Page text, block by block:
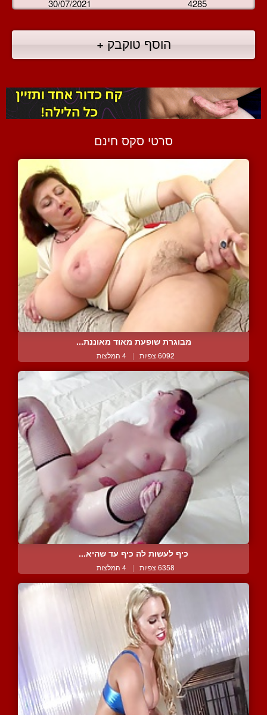
30/07/2021 4285
הוסף טוקבק +
סרטי סקס חינם
מבוגרת שופעת מאוד מאוננת...
6092 צפיות | 4 המלצות
כיף לעשות לה כיף עד שהיא...
6358 צפיות | 4 המלצות